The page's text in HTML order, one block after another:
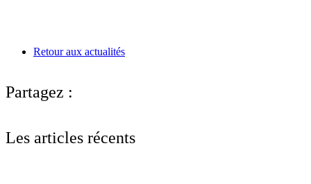
Retour aux actualités
Partagez :
Les articles récents